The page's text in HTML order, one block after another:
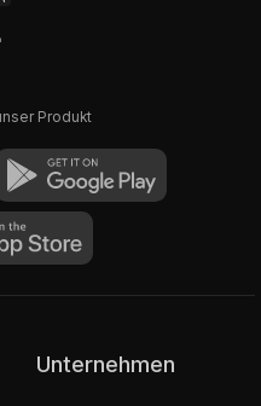
Produkt
Unternehmen